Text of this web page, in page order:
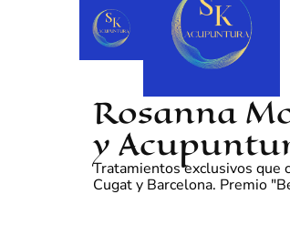
Rosanna
y
Tratamientos exclusivos que
Cugat y Barcelona. Premio